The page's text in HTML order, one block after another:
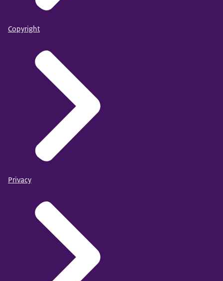
Copyright
Privacy